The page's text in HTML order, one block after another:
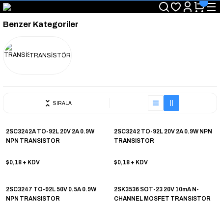
"Saat 14:00'a Kadar Verilen Siparişlerde Aynı Gün Kargo Avantajı!
"Binlerce Ürün Çeşitliliği ile Stoktan Hemen Teslim."
"Toptan Fiyatına Perakende Satış Avantajını Kaçırmayın!"
Benzer Kategoriler
TRANSİSTÖR
SIRALA
2SC3242A TO-92L 20V 2A 0.9W
NPN TRANSISTOR
$0,18 + KDV
2SC3242 TO-92L 20V 2A 0.9W NPN
TRANSISTOR
$0,18 + KDV
2SC3247 TO-92L 50V 0.5A 0.9W
NPN TRANSISTOR
2SK3536 SOT-23 20V 10mA N-
CHANNEL MOSFET TRANSISTOR